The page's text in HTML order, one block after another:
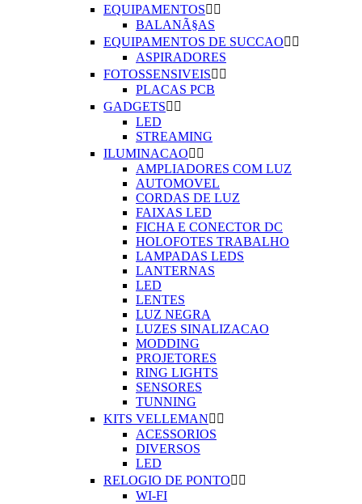
EQUIPAMENTOS 
BALANÃ§AS
EQUIPAMENTOS DE SUCCAO 
ASPIRADORES
FOTOSSENSIVEIS 
PLACAS PCB
GADGETS 
LED
STREAMING
ILUMINACAO 
AMPLIADORES COM LUZ
AUTOMOVEL
CORDAS DE LUZ
FAIXAS LED
FICHA E CONECTOR DC
HOLOFOTES TRABALHO
LAMPADAS LEDS
LANTERNAS
LED
LENTES
LUZ NEGRA
LUZES SINALIZACAO
MODDING
PROJETORES
RING LIGHTS
SENSORES
TUNNING
KITS VELLEMAN 
ACESSORIOS
DIVERSOS
LED
RELOGIO DE PONTO 
WI-FI